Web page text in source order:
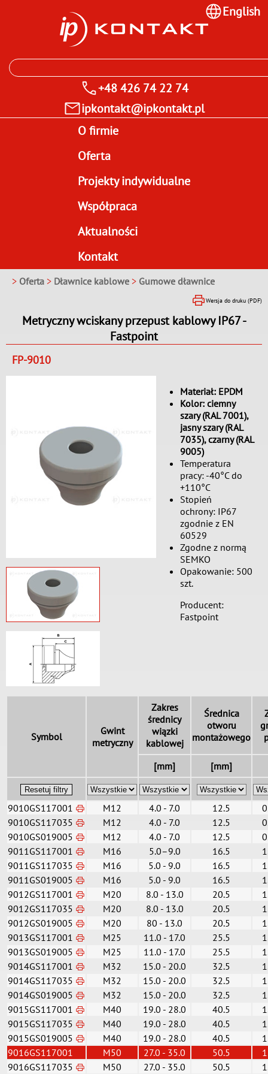
+48 426 74 22 74
ipkontakt@ipkontakt.pl
English
O firmie
Oferta
Projekty indywidualne
Współpraca
Aktualności
Kontakt
> Oferta > Dławnice kablowe > Gumowe dławnice
Wersja do druku (PDF)
Metryczny wciskany przepust kablowy IP67 -
Fastpoint
FP-9010
Materiał: EPDM
Kolor: ciemny
szary (RAL 7001),
jasny szary (RAL
7035), czarny (RAL
9005)
Temperatura
pracy: -40°C do
+110°C
Stopień
ochrony: IP67
zgodnie z EN
60529
Zgodne z normą
SEMKO
Opakowanie: 500
szt.
Producent:
Fastpoint
Symbol
Gwint
metryczny
Zakres
średnicy
wiązki
kablowej
Średnica
otworu
montażowego
[mm] [mm]
Resetuj filtry
9010GS117001 M12 4.0 - 7.0 12.5
9010GS117035
M12 4.0 - 7.0 12.5
9010GS019005
M12 4.0 - 7.0 12.5
9011GS117001
M16 5.0–9.0 16.5
9011GS117035
M16 5.0 - 9.0 16.5
9011GS019005
M16 5.0 - 9.0 16.5
9012GS117001
M20 8.0 - 13.0 20.5
9012GS117035
M20 8.0 - 13.0 20.5
9012GS019005
M20 80 - 13.0 20.5
9013GS117001
M25 11.0 - 17.0 25.5
9013GS019005
M25 11.0 - 17.0 25.5
9014GS117001
M32 15.0 - 20.0 32.5
9014GS117035
M32 15.0 - 20.0 32.5
9014GS019005
M32 15.0 - 20.0 32.5
9015GS117001
M40 19.0 - 28.0 40.5
9015GS117035
M40 19.0 - 28.0 40.5
9015GS019005
M40 19.0 - 28.0 40.5
9016GS117001
M50 27.0 - 35.0 50.5
9016GS117035
M50 27.0 - 35.0 50.5